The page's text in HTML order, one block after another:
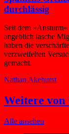
durchlässig
Seit dem
angeblich lasche
haben die
verzweifelten
gemacht.
Nathan Akehurst
Weitere
Alle ansehen